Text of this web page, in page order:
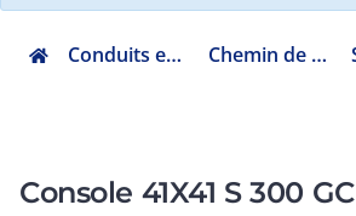
Conduits et cheminements Chemin de câbles et échelle
Console 41X41 S 300 GC